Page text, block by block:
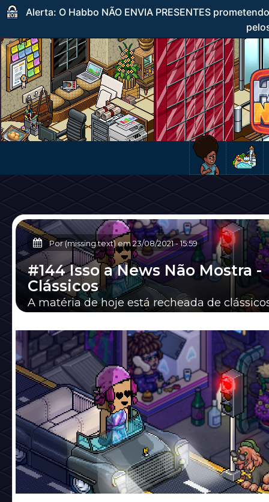
Alerta: O Habbo NÃO ENVIA PRESENTES
Por (missing text) em23/08/2021-15:59
#144 Isso a News Não Mostra -
Clássicos
A matéria de hoje está recheada de